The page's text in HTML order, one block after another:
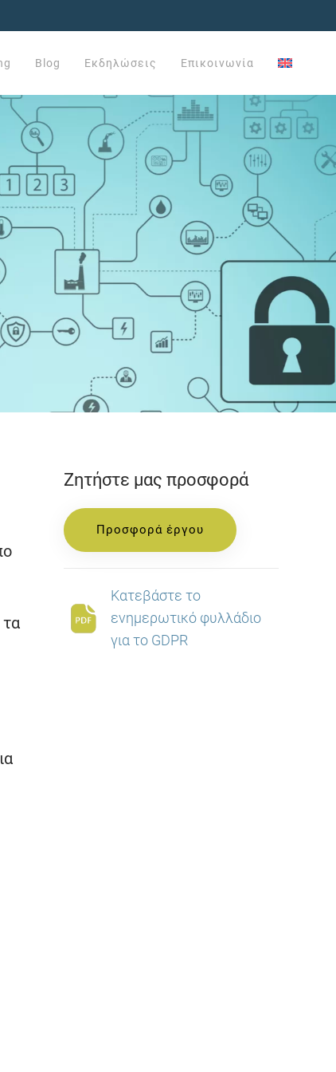
Blog Εκδηλώσεις Επικοινωνία
τα
Ζητήστε μας προσφορά
Προσφορά έργου
Κατεβάστε το
ενημερωτικό φυλλάδιο
για το GDPR